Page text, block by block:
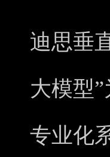
迪思垂
大模型
专业化